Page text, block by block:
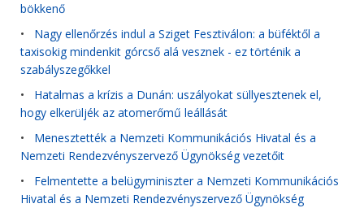
bökkenő
• Nagy ellenőrzés indul a Sziget Fesztiválon: a büféktől a
taxisokig mindenkit górcső alá vesznek - ez történik a
szabályszegőkkel
• Hatalmas a krízis a Dunán: uszályokat süllyesztenek el,
hogy elkerüljék az atomerőmű leállását
• Menesztették a Nemzeti Kommunikációs Hivatal és a
Nemzeti Rendezvényszervező Ügynökség vezetőit
• Felmentette a belügyminiszter a Nemzeti Kommunikációs
Hivatal és a Nemzeti Rendezvényszervező Ügynökség